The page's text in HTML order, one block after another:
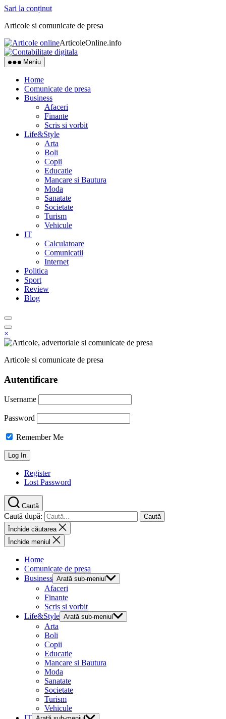
Sari la conținut
Articole si comunicate de presa
ArticoleOnline.info
Meniu
Home
Comunicate de presa
Business
Afaceri
Finante
Scris si vorbit
Life&Style
Arta
Boli
Copii
Educatie
Mancare si Bautura
Moda
Sanatate
Societate
Turism
Vehicule
IT
Calculatoare
Comunicatii
Internet
Politica
Sport
Review
Blog
×
Articole si comunicate de presa
Autentificare
Username
Password
Remember Me
Register
Lost Password
Caută
Caută după:
Închide căutarea
Închide meniul
Home
Comunicate de presa
Business Arată sub-meniul
Afaceri
Finante
Scris si vorbit
Life&Style Arată sub-meniul
Arta
Boli
Copii
Educatie
Mancare si Bautura
Moda
Sanatate
Societate
Turism
Vehicule